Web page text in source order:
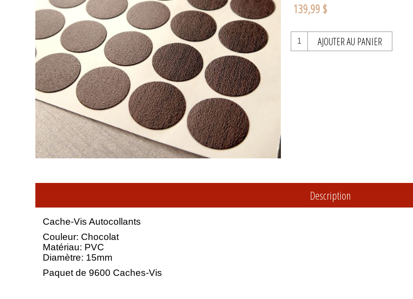
139,99 $
AJOUTER AU PANIER
Description
Cache-Vis Autocollants
Couleur: Chocolat
Matériau: PVC
Diamètre: 15mm
Paquet de 9600 Caches-Vis